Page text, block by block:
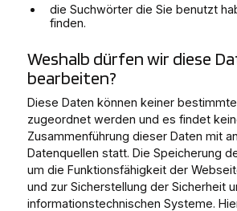
die Suchwörter die Sie benutzt
finden.
Weshalb dürfen wir diese
bearbeiten?
Diese Daten können keiner
zugeordnet werden und es findet
Zusammenführung dieser Daten mit
Datenquellen statt. Die Speicherung
um die Funktionsfähigkeit der
und zur Sicherstellung der Sicherheit
informationstechnischen Systeme.